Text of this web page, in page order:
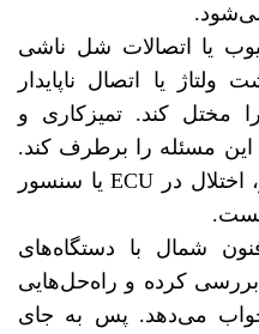
یا اتصالات شل ناشی
یا اتصال ناپایدار
مختل کند. تمیزکاری و
این مسئله را برطرف کند.
همچنین در خودروهای جدیدتر، اختلال در ECU یا سنسور
شمال با دستگاه‌های
کرده و راه‌حل‌هایی
می‌دهد. پس به جای